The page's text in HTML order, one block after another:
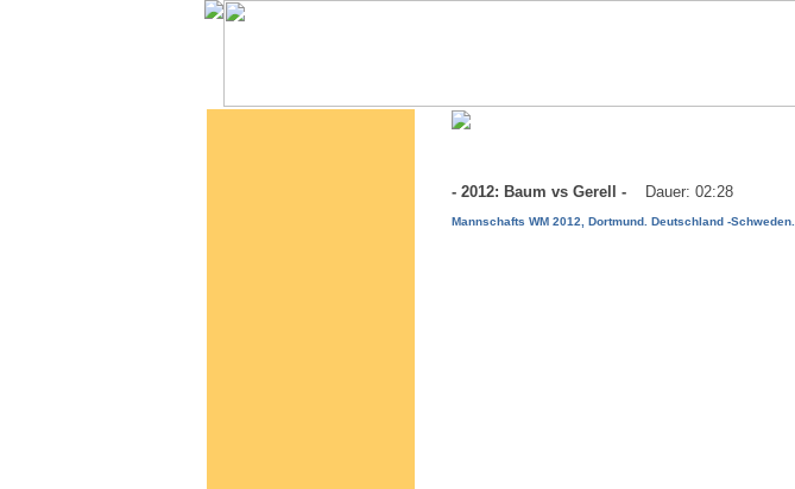
- 2012: Baum vs Gerell - Dauer: 02:28
Mannschafts WM 2012, Dortmund. Deutschland -Schweden.